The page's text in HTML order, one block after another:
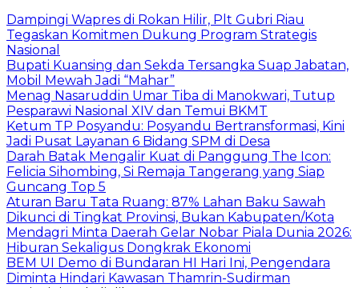
Dampingi Wapres di Rokan Hilir, Plt Gubri Riau
Tegaskan Komitmen Dukung Program Strategis
Nasional
Bupati Kuansing dan Sekda Tersangka Suap Jabatan,
Mobil Mewah Jadi “Mahar”
Menag Nasaruddin Umar Tiba di Manokwari, Tutup
Pesparawi Nasional XIV dan Temui BKMT
Ketum TP Posyandu: Posyandu Bertransformasi, Kini
Jadi Pusat Layanan 6 Bidang SPM di Desa
Darah Batak Mengalir Kuat di Panggung The Icon:
Felicia Sihombing, Si Remaja Tangerang yang Siap
Guncang Top 5
Aturan Baru Tata Ruang: 87% Lahan Baku Sawah
Dikunci di Tingkat Provinsi, Bukan Kabupaten/Kota
Mendagri Minta Daerah Gelar Nobar Piala Dunia 2026:
Hiburan Sekaligus Dongkrak Ekonomi
BEM UI Demo di Bundaran HI Hari Ini, Pengendara
Diminta Hindari Kawasan Thamrin-Sudirman